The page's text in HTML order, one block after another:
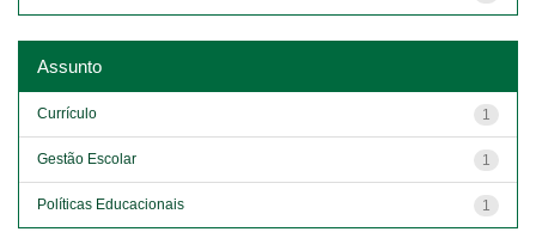
Assunto
1
Currículo
1
Gestão Escolar
1
Políticas Educacionais